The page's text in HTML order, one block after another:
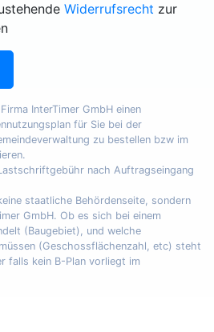
Widerrufsrecht zur
InterTimer GmbH einen
für Sie bei der
zu bestellen bzw im
nach Auftragseingang
staatliche Behördenseite, sondern
GmbH. Ob es sich bei einem
(Baugebiet), und welche
(Geschossflächenzahl, etc) steht
falls kein B-Plan vorliegt im